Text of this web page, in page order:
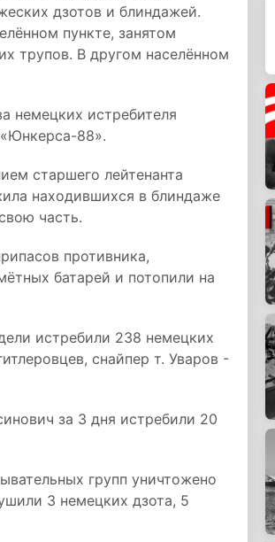
дзотов и блиндажей.
пункте, занятом
трупов. В другом населённом
немецких истребителя
88».
старшего лейтенанта
находившихся в блиндаже
часть.
противника,
батарей и потопили на
истребили 238 немецких
снайпер т. Уваров -
за 3 дня истребили 20
групп уничтожено
3 немецких дзота, 5